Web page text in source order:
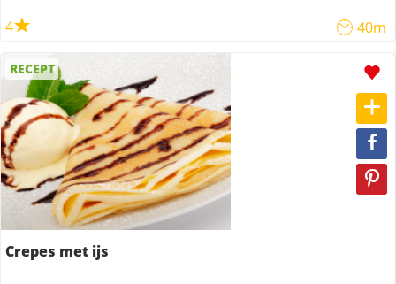
4 40m
RECEPT
Crepes met ijs